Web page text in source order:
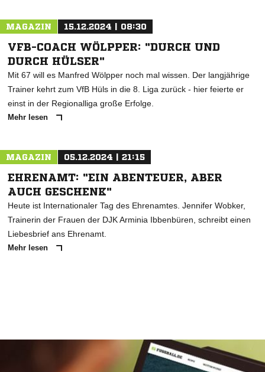
MAGAZIN 15.12.2024 | 08:30
VFB-COACH WÖLPPER: "DURCH UND
DURCH HÜLSER"
Mit 67 will es Manfred Wölpper noch mal wissen. Der langjährige
Trainer kehrt zum VfB Hüls in die 8. Liga zurück - hier feierte er
einst in der Regionalliga große Erfolge.
Mehr lesen
MAGAZIN 05.12.2024 | 21:15
EHRENAMT: "EIN ABENTEUER, ABER
AUCH GESCHENK"
Heute ist Internationaler Tag des Ehrenamtes. Jennifer Wobker,
Trainerin der Frauen der DJK Arminia Ibbenbüren, schreibt einen
Liebesbrief ans Ehrenamt.
Mehr lesen